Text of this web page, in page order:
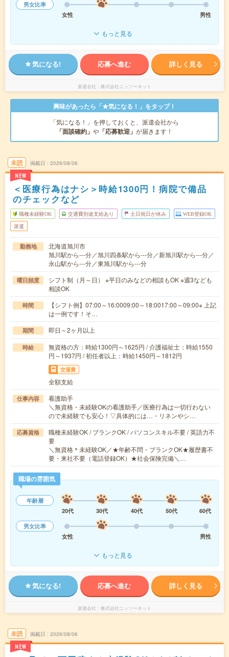
男女比率
女性
男性
もっと見る
気になる! 応募へ進む 詳しく見る
派遣会社 株式会社ニッソーネット
興味があったら「★気になる！」をタップ！
「気になる！」を押しておくと、派遣会社から
「面談確約」 や 「応募歓迎」 が届きます！
未読
NEW
掲載日 2026/08/06
＜医療行為はナシ＞時給1300円！病院で備品
のチェックなど
職種未経験OK 交通費別途支給あり 土日祝日が休み WEB登録OK
派遣
勤務地
北海道旭川市
旭川駅から---分／旭川四条駅から---分／新旭川駅から---分／
永山駅から---分／東旭川駅から---分
曜日頻度
シフト制（月～日） ※平日のみなどの相談もOK ※週3なども
相談OK
時間
【シフト例】07:00～16:0009:00～18:0017:00～09:00※ 上記
は一例です！そ…
期間 即日～2ヶ月以上
時給
無資格の方：時給1300円～1625円 / 介護福祉士：時給1550
円～1937円 / 初任者以上：時給1450円～1812円
交通費
全額支給
仕事内容
看護助手
＼無資格・未経験OKの看護助手／医療行為は一切行わない
ので未経験でも安心！▽具体的には…・リネンやシ…
応募資格
職種未経験OK / ブランクOK / パソコンスキル不要 / 英語力不
要
＼無資格＊未経験OK／★年齢不問・ブランクOK★履歴書不
要・来社不要（電話登録OK）★社会保険完備＼…
職場の雰囲気
年齢層
20代
30代 40代 50代
60代
男女比率
女性
男性
もっと見る
気になる! 応募へ進む 詳しく見る
派遣会社 株式会社ニッソーネット
未読
NEW
掲載日 2026/08/06